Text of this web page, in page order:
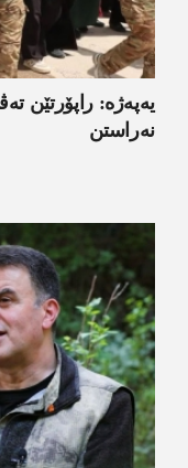
یەپەژە: راپۆرتێن
نەراستن